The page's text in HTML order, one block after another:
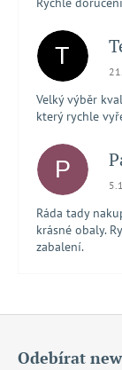
T
Velký výběr
který rychle
P
Ráda tady
krásné obaly.
zabalení.
Odebírat